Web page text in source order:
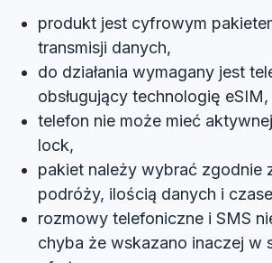
produkt jest cyfrowym
transmisji danych,
do działania wymagany jest
obsługujący technologię eSIM,
telefon nie może mieć
lock,
pakiet należy wybrać zgodnie
podróży, ilością danych i
rozmowy telefoniczne i SMS
chyba że wskazano inaczej w